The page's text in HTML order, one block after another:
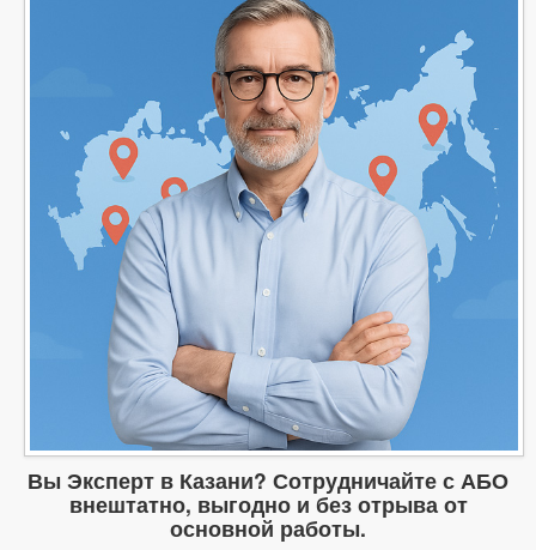
Вы Эксперт в Казани? Сотрудничайте с АБО
внештатно, выгодно и без отрыва от
основной работы.